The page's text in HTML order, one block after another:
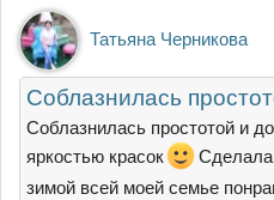
Татьяна Черникова
Соблазнилась
Соблазнилась простотой и
яркостью красок
зимой всей моей семье